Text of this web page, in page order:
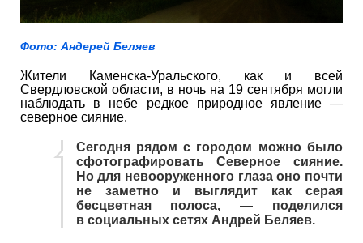
Фото: Андерей Беляев
Жители Каменска-Уральского, как и всей
Свердловской области, в ночь на 19 сентября могли
наблюдать в небе редкое природное явление —
северное сияние.
Сегодня рядом с городом можно было
сфотографировать Северное сияние.
Но для невооруженного глаза оно почти
не заметно и выглядит как серая
бесцветная полоса, — поделился
в социальных сетях Андрей Беляев.